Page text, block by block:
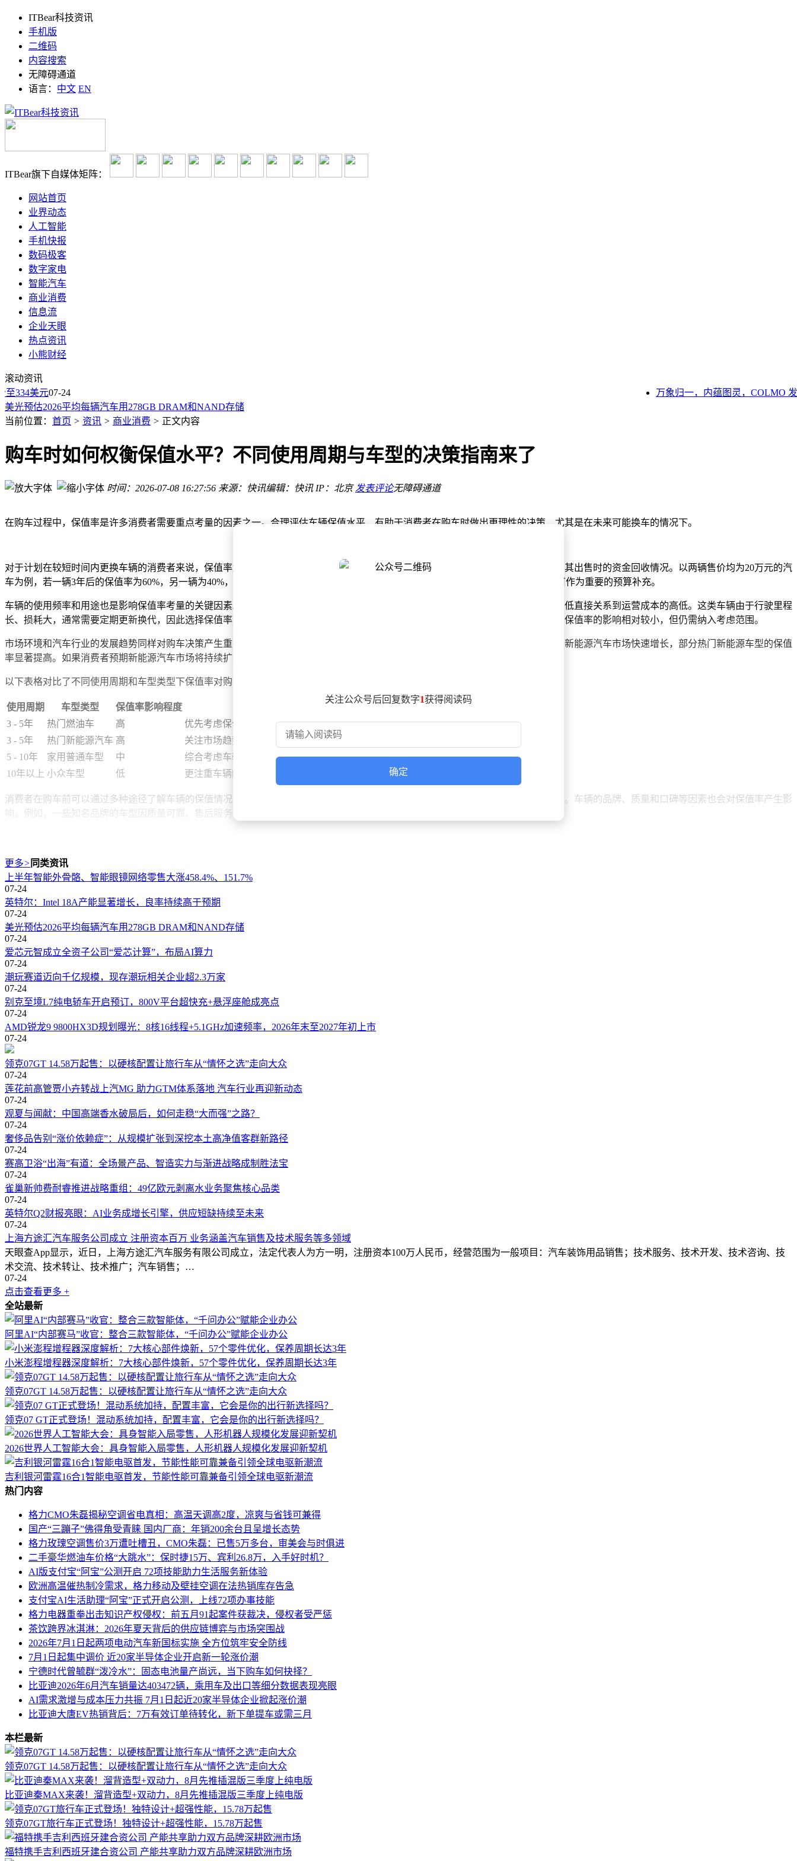
ITBear科技资讯
手机版
二维码
内容搜索
无障碍通道
语言： 中文 EN
ITBear旗下自媒体矩阵：
网站首页
业界动态
人工智能
手机快报
数码极客
数字家电
智能汽车
商业消费
信息流
企业天眼
热点资讯
小熊财经
滚动资讯
334美元07-24 万象归一，内蕴图灵，COLMO 发
观夏与闻献：中国高端香水破局后，如何走稳“大而强”之路？
英特尔：Intel 18A产能显著增长，良率持续高于预期
美光预估2026平均每辆汽车用278GB DRAM和NAND存储
爱芯元智成立全资子公司“爱芯计算”，布局AI算力
潮玩赛道迈向千亿规模‌，现存潮玩相关企业超2.3万家
AMD锐龙9 9800HX3D规划曝光：8核16线程+5.1GHz加速频率，2026年末至2027年初上市
领克07GT 14.58万起售：以硬核配置让旅行车从“情怀之选”走向大众
莲花前高管贾小卉转战上汽MG 助力GTM体系落地 汽车行业再迎新动态
观夏与闻献：中国高端香水破局后，如何走稳“大而强”之路？
当前位置： 首页 > 资讯 > 商业消费 > 正文内容
购车时如何权衡保值水平？不同使用周期与车型的决策指南来了
时间：2026-07-08 16:27:56 来源：快讯编辑：快讯 IP：北京 发表评论无障碍通道
在购车过程中，保值率是许多消费者需要重点考量的因素之一。合理评估车辆保值水平，有助于消费者在购车时做出更理性的决策，尤其是在未来可能换车的情况下。
对于计划在较短时间内更换车辆的消费者来说，保值率尤为重要。例如，如果消费者打算在3至5年内换车，车辆的保值水平将直接影响其出售时的资金回收情况。以两辆售价均为20万元的汽
车为例，若一辆3年后的保值率为60%，另一辆为40%，则前者可卖12万元，后者仅能卖8万元，差价达4万元。这笔资金在下次购车时可作为重要的预算补充。
车辆的使用频率和用途也是影响保值率考量的关键因素。对于高频率使用且主要用于商业运营的车辆，如网约车或出租车，保值率的高低直接关系到运营成本的高低。这类车辆由于行驶里程
长、损耗大，通常需要定期更新换代，因此选择保值率高的车型可以有效降低长期运营成本。而对于家庭自用且使用频率较低的车辆，保值率的影响相对较小，但仍需纳入考虑范围。
市场环境和汽车行业的发展趋势同样对购车决策产生重要影响。当某类车型在市场上供不应求时，其保值率往往会上升。例如，近年来新能源汽车市场快速增长，部分热门新能源车型的保值
率显著提高。如果消费者预期新能源汽车市场将持续扩张，那么选择保值率高的新能源车型可能是一个更明智的选择。
以下表格对比了不同使用周期和车型类型下保值率对购车决策的影响：
使用周期 车型类型 保值率影响程度
3 - 5年
热门燃油车 高
优先考虑保值率高的车型
3 - 5年
热门新能源汽车 高
关注市场趋势，选择保值率高的车型
5 - 10年
家用普通车型 中
综合考虑车辆性能、价格和保值率
10年以上 小众车型 低 更注重车辆的个性化需求和性价比
消费者在购车前可以通过多种途径了解车辆的保值情况，例如查阅专业的汽车保值率排行榜、咨询经销商或参考二手车交易平台的数据。车辆的品牌、质量和口碑等因素也会对保值率产生影
响。例如，一些知名品牌的车型因质量可靠、售后服务完善，通常具有较高的保值率。
关注公众号后回复数字1获得阅读码
确定
更多> 同类资讯
上半年智能外骨骼、智能眼镜网络零售大涨458.4%、151.7%
07-24
英特尔：Intel 18A产能显著增长，良率持续高于预期
07-24
美光预估2026平均每辆汽车用278GB DRAM和NAND存储
07-24
爱芯元智成立全资子公司“爱芯计算”，布局AI算力
07-24
潮玩赛道迈向千亿规模‌，现存潮玩相关企业超2.3万家
07-24
别克至境L7纯电轿车开启预订，800V平台超快充+悬浮座舱成亮点
07-24
AMD锐龙9 9800HX3D规划曝光：8核16线程+5.1GHz加速频率，2026年末至2027年初上市
07-24
领克07GT 14.58万起售：以硬核配置让旅行车从“情怀之选”走向大众
07-24
莲花前高管贾小卉转战上汽MG 助力GTM体系落地 汽车行业再迎新动态
07-24
观夏与闻献：中国高端香水破局后，如何走稳“大而强”之路？
07-24
奢侈品告别“涨价依赖症”：从规模扩张到深挖本土高净值客群新路径
07-24
赛高卫浴“出海”有道：全场景产品、智造实力与渐进战略成制胜法宝
07-24
雀巢新帅费耐睿推进战略重组：49亿欧元剥离水业务聚焦核心品类
07-24
英特尔Q2财报亮眼：AI业务成增长引擎，供应短缺持续至未来
07-24
上海方途汇汽车服务公司成立 注册资本百万 业务涵盖汽车销售及技术服务等多领域
天眼查App显示，近日，上海方途汇汽车服务有限公司成立，法定代表人为方一明，注册资本100万人民币，经营范围为一般项目：汽车装饰用品销售；技术服务、技术开发、技术咨询、技
术交流、技术转让、技术推广；汽车销售；…
07-24
点击查看更多 +
全站最新
阿里AI“内部赛马”收官：整合三款智能体，“千问办公”赋能企业办公
小米澎程增程器深度解析：7大核心部件焕新，57个零件优化，保养周期长达3年
领克07GT 14.58万起售：以硬核配置让旅行车从“情怀之选”走向大众
领克07 GT正式登场！混动系统加持，配置丰富，它会是你的出行新选择吗？
2026世界人工智能大会：具身智能入局零售，人形机器人规模化发展迎新契机
吉利银河雷霆16合1智能电驱首发，节能性能可靠兼备引领全球电驱新潮流
热门内容
格力CMO朱磊揭秘空调省电真相：高温天调高2度，凉爽与省钱可兼得
国产“三蹦子”佛得角受青睐 国内厂商：年销200余台且呈增长态势
格力玫瑰空调售价3万遭吐槽丑，CMO朱磊：已售5万多台，审美会与时俱进
二手豪华燃油车价格“大跳水”：保时捷15万、宾利26.8万，入手好时机？
AI版支付宝“阿宝”公测开启 72项技能助力生活服务新体验
欧洲高温催热制冷需求，格力移动及壁挂空调在法热销库存告急
支付宝AI生活助理“阿宝”正式开启公测，上线72项办事技能
格力电器重拳出击知识产权侵权：前五月91起案件获裁决，侵权者受严惩
茶饮跨界冰淇淋：2026年夏天背后的供应链博弈与市场突围战
2026年7月1日起两项电动汽车新国标实施 全方位筑牢安全防线
7月1日起集中调价 近20家半导体企业开启新一轮涨价潮
宁德时代曾毓群“泼冷水”：固态电池量产尚远，当下购车如何抉择？
比亚迪2026年6月汽车销量达403472辆，乘用车及出口等细分数据表现亮眼
AI需求激增与成本压力共振 7月1日起近20家半导体企业掀起涨价潮
比亚迪大唐EV热销背后：7万有效订单待转化，新下单提车或需三月
本栏最新
领克07GT 14.58万起售：以硬核配置让旅行车从“情怀之选”走向大众
比亚迪秦MAX来袭！溜背造型+双动力，8月先推插混版三季度上纯电版
领克07GT旅行车正式登场！独特设计+超强性能，15.78万起售
福特携手吉利西班牙建合资公司 产能共享助力双方品牌深耕欧洲市场